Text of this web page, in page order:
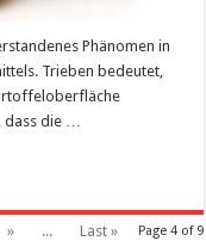
Phänomen in
Trieben bedeutet,
dass die …
Page 4 of 9
» ... Last »